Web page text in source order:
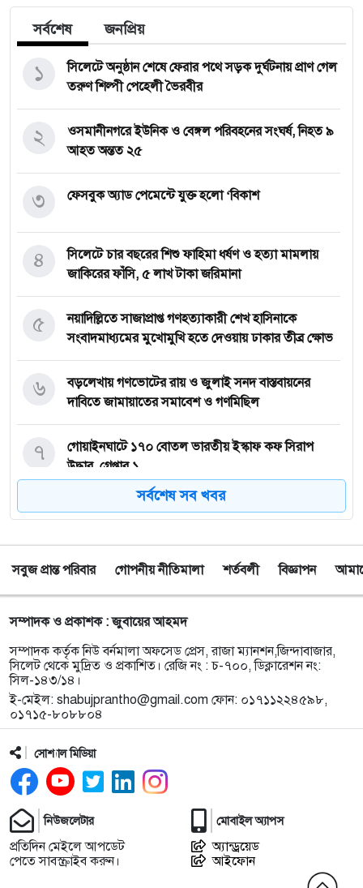
সর্বশেষ জনপ্রিয়
সিলেটে অনুষ্ঠান শেষে ফেরার পথে সড়ক দুর্ঘটনায় প্রাণ গেল
তরুণ শিল্পী পেহেলী ভৈরবীর
১
ওসমানীনগরে ইউনিক ও বেঙ্গল পরিবহনের সংঘর্ষ, নিহত ৯
আহত অন্তত ২৫
২
ফেসবুক অ্যাড পেমেন্টে যুক্ত হলো ‘বিকাশ
৩
সিলেটে চার বছরের শিশু ফাহিমা ধর্ষণ ও হত্যা মামলায়
জাকিরের ফাঁসি, ৫ লাখ টাকা জরিমানা
৪
নয়াদিল্লিতে সাজাপ্রাপ্ত গণহত্যাকারী শেখ হাসিনাকে
সংবাদমাধ্যমের মুখোমুখি হতে দেওয়ায় ঢাকার তীব্র ক্ষোভ
৫
বড়লেখায় গণভোটের রায় ও জুলাই সনদ বাস্তবায়নের
দাবিতে জামায়াতের সমাবেশ ও গণমিছিল
৬
গোয়াইনঘাটে ১৭০ বোতল ভারতীয় ইস্কাফ কফ সিরাপ
উদ্ধার, গ্রেপ্তার ১
৭
জুলাই গণঅভ্যুত্থান দিবস উপলক্ষে জকিগঞ্জে আলোচনা
৮
জকিগঞ্জে নিরাপদ ও টেকসই কৃষি নিশ্চিতে জৈবিক উপাদান
ব্যবহারে নারীদের অংশগ্রহণ বিষয়ক মতবিনিময় সভা
৯
টাঙ্গুয়ার হাওর অবৈধভাবে অনুপ্রবেশের দায়ে ৬ হাউসবোটে
কে জরিমানা
১০
সেপ্টেম্বর থেকে সিলেট ওসমানী বিমানবন্দরে ফের বিদেশি
ফ্লাইট চালু করছে সালামএয়ার
১১
জকিগঞ্জে প্রাইম মিনিস্টার্স গোল্ডকাপ ফুটবল টুর্নামেন্ট
উপলক্ষে প্রস্তুতিমূলক সভা
১২
যশোরের স্কুলছাত্রীকে নিয়ে সিলেটে আত্মগোপন, মাজার
গেট থেকে গ্রেফতার হবিগঞ্জের যুবক
১৩
সর্বশেষ সব খবর
সবুজ প্রান্ত পরিবার গোপনীয় নীতিমালা শর্তবলী বিজ্ঞাপন
সম্পাদক ও প্রকাশক : জুবায়ের আহমদ
সম্পাদক কর্তৃক নিউ বর্নমালা অফসেড প্রেস, রাজা ম্যানশন,জিন্দাবাজার,
সিলেট থেকে মুদ্রিত ও প্রকাশিত। রেজি নং : চ-৭০০, ডিক্লারেশন নং:
সিল-১৪৩/১৪।
ই-মেইল: shabujprantho@gmail.com ফোন: ০১৭১১২২৪৫৯৮,
০১৭১৫-৮০৮৮০৪
সোশ্যাল মিডিয়া
নিউজলেটার
প্রতিদিন মেইলে আপডেট
পেতে সাবস্ক্রাইব করুন।
মোবাইল অ্যাপস
অ্যান্ড্রয়েড
আইফোন